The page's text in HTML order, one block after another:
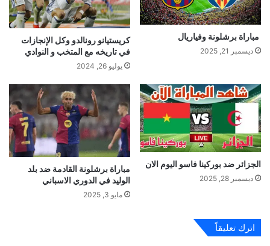
مباراة برشلونة وفياريال
ديسمبر 21, 2025
كريستيانو رونالدو وكل الإنجازات
في تاريخه مع المتخب و النوادي
يوليو 26, 2024
الجزائر ضد بوركينا فاسو اليوم الان
ديسمبر 28, 2025
مباراة برشلونة القادمة ضد بلد
الوليد في الدوري الاسباني
مايو 3, 2025
اترك تعليقاً